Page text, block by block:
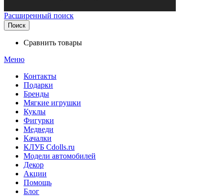
Расширенный поиск
Поиск
Сравнить товары
Меню
Контакты
Подарки
Бренды
Мягкие игрушки
Куклы
Фигурки
Медведи
Качалки
КЛУБ Cdolls.ru
Модели автомобилей
Декор
Акции
Помощь
Блог